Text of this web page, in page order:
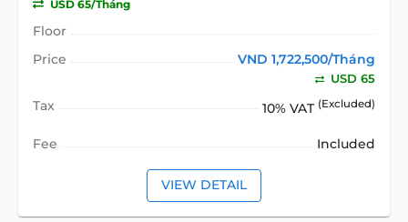
USD 65/Tháng
Floor
Price
VND 1,722,500/Tháng
USD 65
Tax 10% VAT (Excluded)
Fee Included
VIEW DETAIL